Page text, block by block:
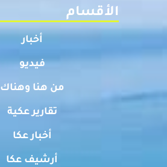
الأقسام
أخبار
فيديو
من هنا وهناك
تقارير عكية
أخبار عكا
أرشيف عكا